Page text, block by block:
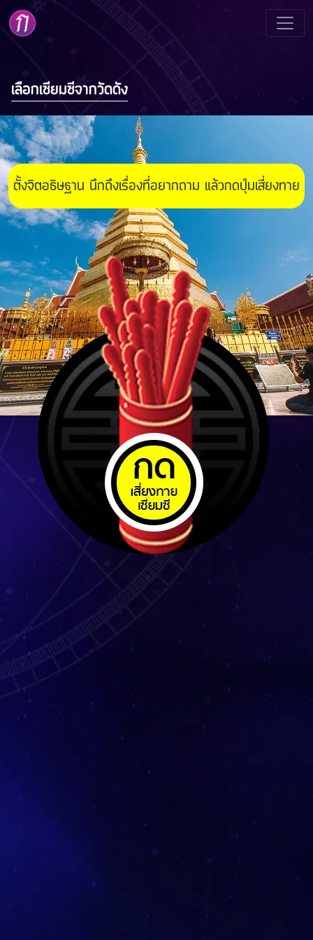
เลือกเซียมซีจากวัดดัง
ตั้งจิตอธิษฐาน นึกถึงเรื่องที่อยากถาม แล้วกดปุ่มเสี่ยงทาย